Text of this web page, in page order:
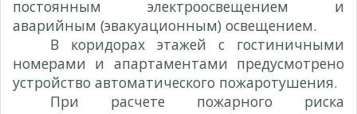
постоянным электроосвещением и
аварийным (эвакуационным) освещением.
В коридорах этажей с гостиничными
номерами и апартаментами предусмотрено
устройство автоматического пожаротушения.
При расчете пожарного риска